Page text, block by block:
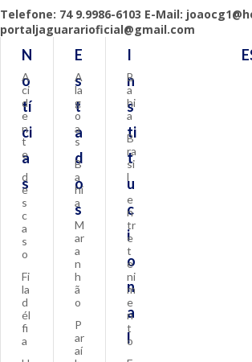
Telefone: 74 9.9986-6103 E-Mail:
portaljaguararioficial@gmail.com
N
o
tí
ci
a
s
A
ci
d
e
n
t
e
d
e
s
c
a
s
o
Fi
la
d
él
fi
a
E
s
t
a
d
o
s
A
la
g
o
a
s
B
a
hi
a
M
ar
a
n
h
ã
o
P
ar
aí
I
n
s
ti
t
u
c
i
o
n
a
l
B
a
hi
a
B
ra
si
l
e
n
tr
e
t
e
ni
m
e
n
t
o